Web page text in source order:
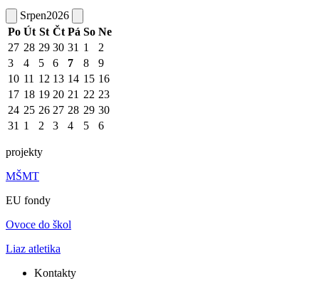
Srpen2026
Po Út St Čt Pá So Ne
27 28 29 30 31 1
2
3
4 5 6 7 8
9
10 11 12 13 14 15 16
17 18 19 20 21 22 23
24 25 26 27 28 29 30
31 1 2 3 4 5 6
projekty
MŠMT
EU fondy
Ovoce do škol
Liaz atletika
Kontakty